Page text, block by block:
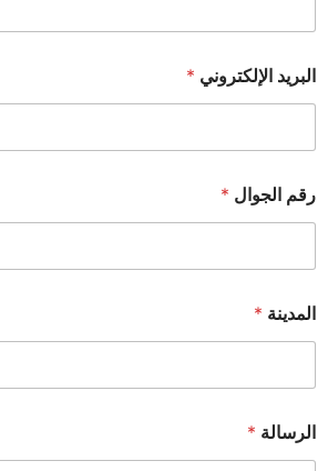
البريد الإلكتروني *
رقم الجوال *
المدينة *
الرسالة *